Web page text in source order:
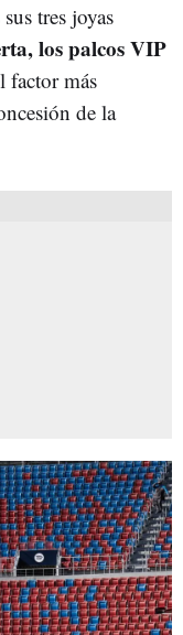
tres joyas
los palcos VIP
factor más
de la